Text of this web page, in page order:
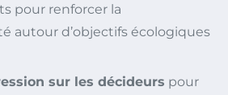
pour renforcer la
autour d’objectifs écologiques
sur les décideurs pour